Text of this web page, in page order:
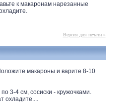
к макаронам нарезанные
Версия для печати »
макароны и варите 8-10
3-4 см, сосиски - кружочками.
охладите....